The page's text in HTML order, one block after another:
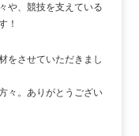
や、競技を支えている
！
をさせていただきまし
々。ありがとうござい